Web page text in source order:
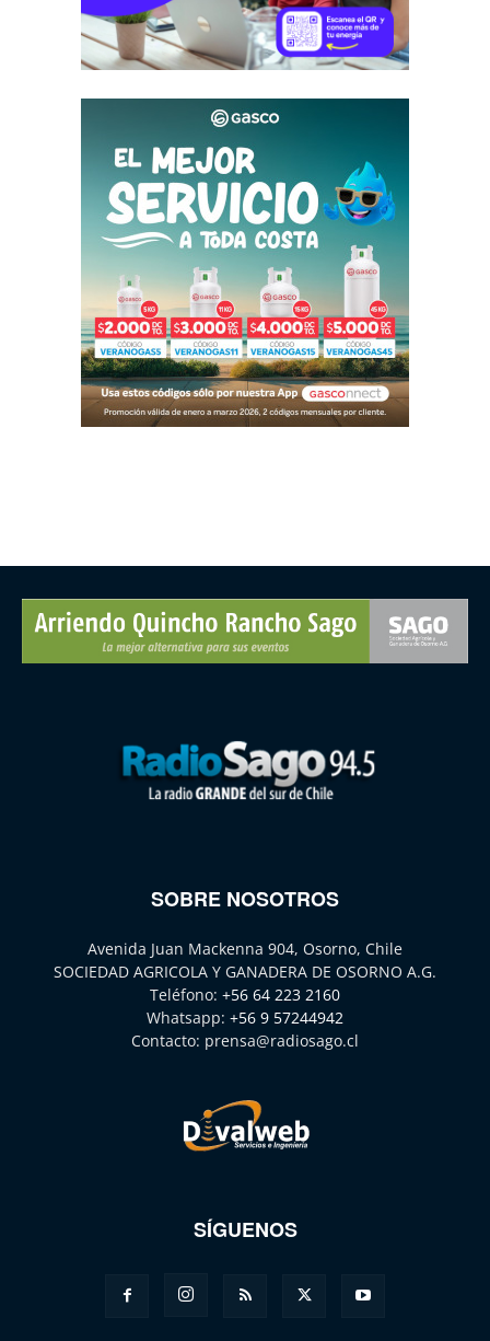
SOBRE NOSOTROS
Avenida Juan Mackenna 904, Osorno, Chile
SOCIEDAD AGRICOLA Y GANADERA DE OSORNO A.G.
Teléfono: +56 64 223 2160
Whatsapp: +56 9 57244942
Contacto: prensa@radiosago.cl
SÍGUENOS